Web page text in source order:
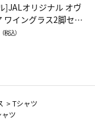
]JALオリジナル オヴ
ワイングラス2脚セッ
ワイン）
（税込）
>Tシャツ
ツ